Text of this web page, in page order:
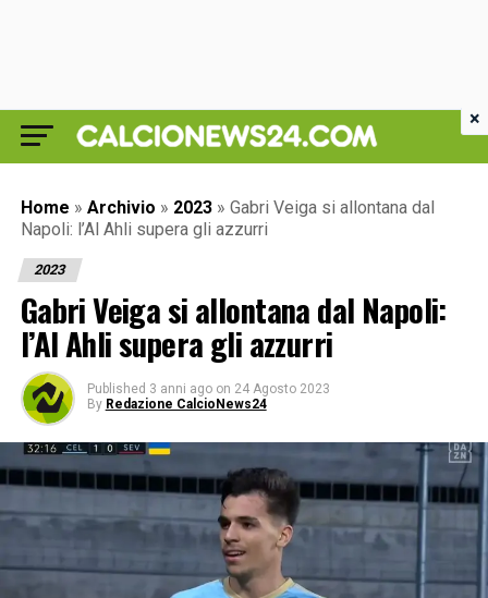
Home » Archivio » 2023 » Gabri Veiga si allontana dal
Napoli: l’Al Ahli supera gli azzurri
2023
Gabri Veiga si allontana dal Napoli:
l’Al Ahli supera gli azzurri
Published 3 anni ago on 24 Agosto 2023
By Redazione CalcioNews24
×